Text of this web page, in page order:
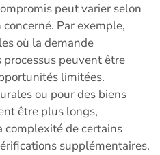
peut varier selon
Par exemple,
où la demande
peuvent être
limitées.
ou pour des biens
être plus longs,
complexité de certains
supplémentaires.